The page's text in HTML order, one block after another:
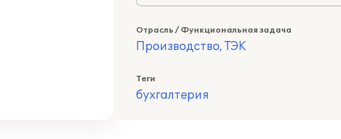
Отрасль / Функциональная задача
Производство, ТЭК
Теги
бухгалтерия